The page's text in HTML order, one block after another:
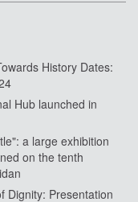
History Dates:
Hub launched in
a large exhibition
on the tenth
Dignity: Presentation